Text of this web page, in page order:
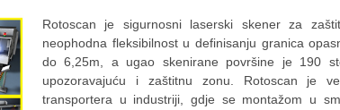
Rotoscan je sigurnosni laserski skener za
neophodna fleksibilnost u definisanju granica
do 6,25m, a ugao skenirane površine je 190
upozoravajuću i zaštitnu zonu. Rotoscan je
transportera u industriji, gdje se montažom u